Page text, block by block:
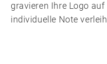
gravieren Ihre Logo
individuelle Note